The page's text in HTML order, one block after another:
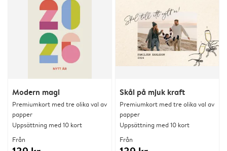
Modern magi
Premiumkort med tre olika val av
papper
Uppsättning med 10 kort
Från
Skål på mjuk kraft
Premiumkort med tre olika val av
papper
Uppsättning med 10 kort
Från